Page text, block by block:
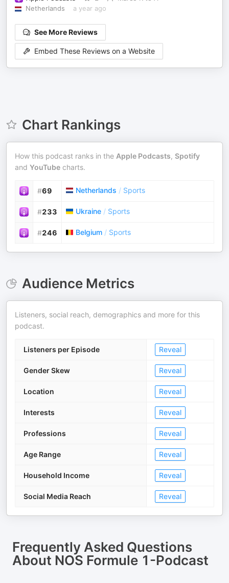
Netherlands
a year ago
See More Reviews
Embed These Reviews on a Website
Chart Rankings
How this podcast ranks in the Apple Podcasts, Spotify
and YouTube charts.
#69 Netherlands / Sports
#233 Ukraine / Sports
#246 Belgium / Sports
Audience Metrics
Listeners, social reach, demographics and more for this
podcast.
Listeners per Episode Reveal
Gender Skew Reveal
Location Reveal
Interests Reveal
Professions Reveal
Age Range Reveal
Household Income Reveal
Social Media Reach Reveal
Frequently Asked Questions
About NOS Formule 1-Podcast